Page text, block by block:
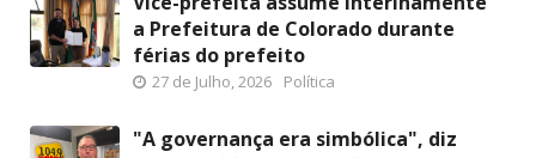
a Prefeitura de Colorado durante
férias do prefeito
27 de Julho, 2026 Política
"A governança era simbólica", diz